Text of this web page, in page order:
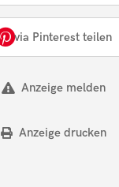
via Pinterest teilen
Anzeige melden
Anzeige drucken